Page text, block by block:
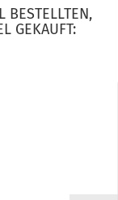
BESTELLTEN,
GEKAUFT: